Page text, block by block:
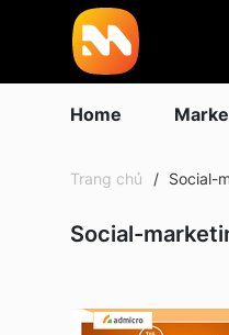
Home
Trang chủ Social-
Social-